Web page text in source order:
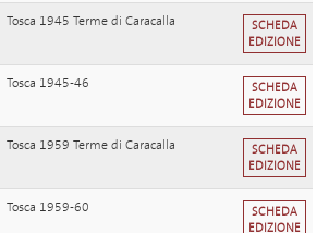
Tosca 1945 Terme di Caracalla
SCHEDA
EDIZIONE
Tosca 1945-46
SCHEDA
EDIZIONE
Tosca 1959 Terme di Caracalla
SCHEDA
EDIZIONE
Tosca 1959-60
SCHEDA
EDIZIONE